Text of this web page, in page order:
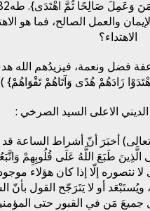
والعمل الصالح، فما هو
الاهتداء؟
فضل ونعمة، فيزيدُهم الله
زَادَهُمْ هُدًى وَآتَاهُمْ تَقْوَاهُمْ}
الاعلى السيد الصرخي :
أخبَرَ أنّ أشراط الساعة
طَبَعَ اللَّهُ عَلَى قُلُوبِهِمْ
نتصوره إلّا إذا كان هؤلاء
أو لا يَتَرَجّح القول بأنّ
مَن في القبور حتى